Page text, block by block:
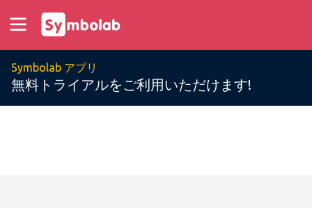
Symbolab アプリ
無料トライアルをご利用いただけます!